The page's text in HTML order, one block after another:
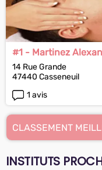
#1 - Martinez
Alexandra
14 Rue Grande
47440 Casseneuil
1 avis
CLASSEMENT
INSTITUTS